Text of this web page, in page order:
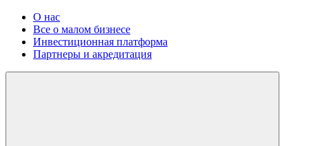
О нас
Все о малом бизнесе
Инвестиционная платформа
Партнеры и акредитация